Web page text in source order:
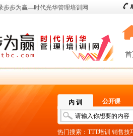
步步为赢—时代光华管理培训网
首
内 训 公开课
热门搜索： TTT培训 销售技